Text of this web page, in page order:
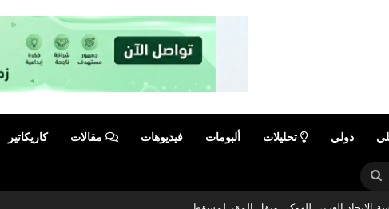
دولي تحليلات ألبومات فيديوهات مقالات كاريكاتير
بحث
عن